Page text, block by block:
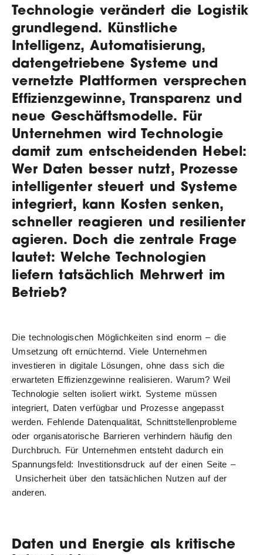
Technologie verändert die Logistik
grundlegend. Künstliche
Intelligenz, Automatisierung,
datengetriebene Systeme und
vernetzte Plattformen versprechen
Effizienzgewinne, Transparenz und
neue Geschäftsmodelle. Für
Unternehmen wird Technologie
damit zum entscheidenden Hebel:
Wer Daten besser nutzt, Prozesse
intelligenter steuert und Systeme
integriert, kann Kosten senken,
schneller reagieren und resilienter
agieren. Doch die zentrale Frage
lautet: Welche Technologien
liefern tatsächlich Mehrwert im
Betrieb?
Die technologischen Möglichkeiten sind enorm – die
Umsetzung oft ernüchternd. Viele Unternehmen
investieren in digitale Lösungen, ohne dass sich die
erwarteten Effizienzgewinne realisieren. Warum? Weil
Technologie selten isoliert wirkt. Systeme müssen
integriert, Daten verfügbar und Prozesse angepasst
werden. Fehlende Datenqualität, Schnittstellenprobleme
oder organisatorische Barrieren verhindern häufig den
Durchbruch. Für Unternehmen entsteht dadurch ein
Spannungsfeld: Investitionsdruck auf der einen Seite –
Unsicherheit über den tatsächlichen Nutzen auf der
anderen.
Daten und Energie als kritische